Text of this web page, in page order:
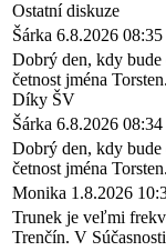
Ostatní diskuze
Šárka 6.8.2026 08:35
Dobrý den, kdy bude
četnost jména
Díky ŠV
Šárka 6.8.2026 08:34
Dobrý den, kdy bude
četnost jména
Monika 1.8.2026
Trunek je veľmi
Trenčín. V